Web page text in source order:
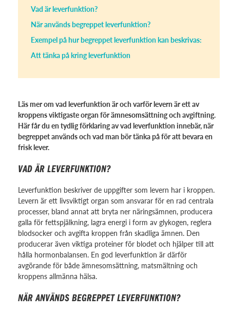
Vad är leverfunktion?
När används begreppet leverfunktion?
Exempel på hur begreppet leverfunktion kan beskrivas:
Att tänka på kring leverfunktion
Läs mer om vad leverfunktion är och varför levern är ett av
kroppens viktigaste organ för ämnesomsättning och avgiftning.
Här får du en tydlig förklaring av vad leverfunktion innebär, när
begreppet används och vad man bör tänka på för att bevara en
frisk lever.
VAD ÄR LEVERFUNKTION?
Leverfunktion beskriver de uppgifter som levern har i kroppen.
Levern är ett livsviktigt organ som ansvarar för en rad centrala
processer, bland annat att bryta ner näringsämnen, producera
galla för fettspjälkning, lagra energi i form av glykogen, reglera
blodsocker och avgifta kroppen från skadliga ämnen. Den
producerar även viktiga proteiner för blodet och hjälper till att
hålla hormonbalansen. En god leverfunktion är därför
avgörande för både ämnesomsättning, matsmältning och
kroppens allmänna hälsa.
NÄR ANVÄNDS BEGREPPET LEVERFUNKTION?